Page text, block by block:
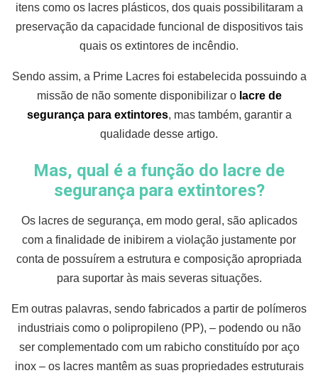
itens como os lacres plásticos, dos quais possibilitaram a
preservação da capacidade funcional de dispositivos tais
quais os extintores de incêndio.
Sendo assim, a Prime Lacres foi estabelecida possuindo a
missão de não somente disponibilizar o lacre de
segurança para extintores, mas também, garantir a
qualidade desse artigo.
Mas, qual é a função do lacre de
segurança para extintores?
Os lacres de segurança, em modo geral, são aplicados
com a finalidade de inibirem a violação justamente por
conta de possuírem a estrutura e composição apropriada
para suportar às mais severas situações.
Em outras palavras, sendo fabricados a partir de polímeros
industriais como o polipropileno (PP), – podendo ou não
ser complementado com um rabicho constituído por aço
inox – os lacres mantêm as suas propriedades estruturais